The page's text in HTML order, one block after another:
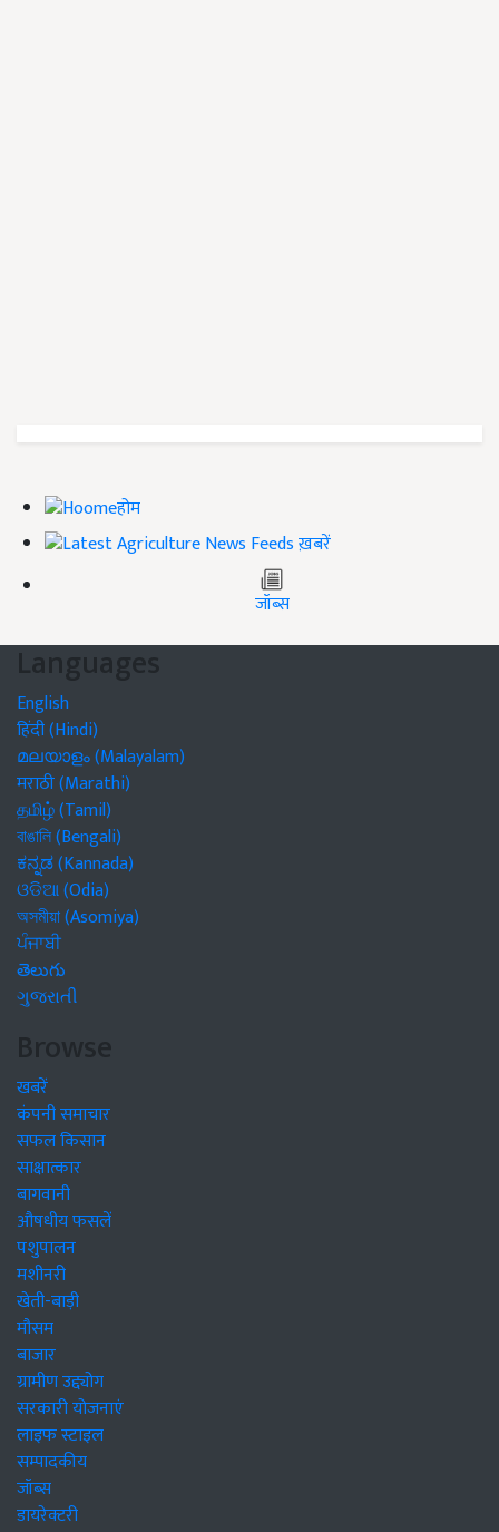
होम
ख़बरें
जॉब्स
Languages
English
हिंदी (Hindi)
മലയാളം (Malayalam)
मराठी (Marathi)
தமிழ் (Tamil)
বাঙালি (Bengali)
ಕನ್ನಡ (Kannada)
ଓଡିଆ (Odia)
অসমীয়া (Asomiya)
ਪੰਜਾਬੀ
తెలుగు
ગુજરાતી
Browse
खबरें
कंपनी समाचार
सफल किसान
साक्षात्कार
बागवानी
औषधीय फसलें
पशुपालन
मशीनरी
खेती-बाड़ी
मौसम
बाजार
ग्रामीण उद्द्योग
सरकारी योजनाएं
लाइफ स्टाइल
सम्पादकीय
जॉब्स
डायरेक्टरी